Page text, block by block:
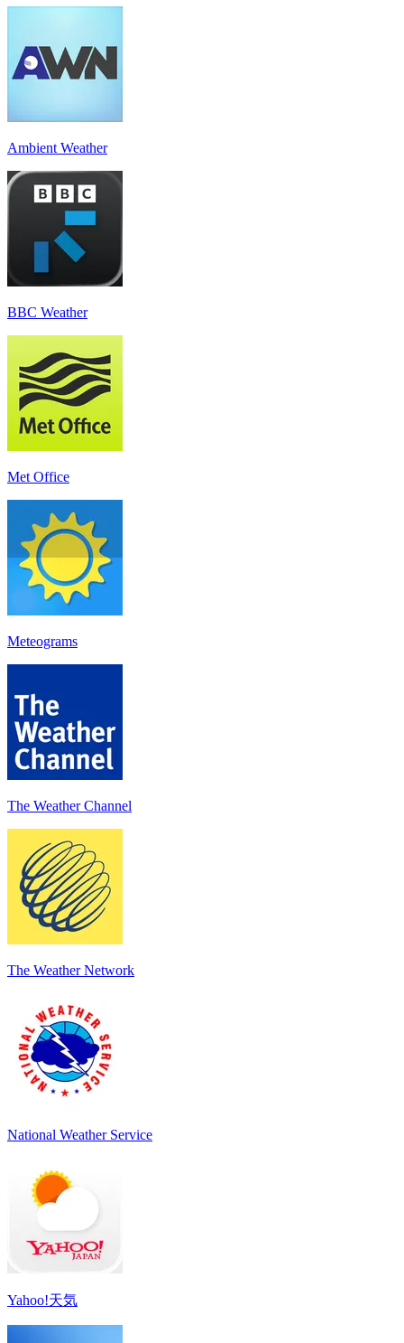
Ambient Weather
BBC Weather
Met Office
Meteograms
The Weather Channel
The Weather Network
National Weather Service
Yahoo!天気